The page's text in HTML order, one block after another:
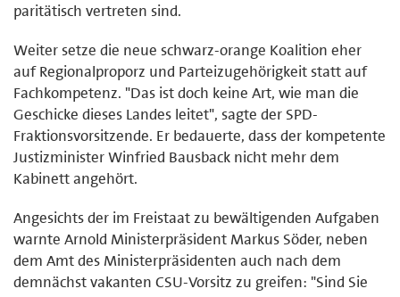
paritätisch vertreten sind.
Weiter setze die neue schwarz-orange Koalition eher
auf Regionalproporz und Parteizugehörigkeit statt auf
Fachkompetenz. "Das ist doch keine Art, wie man die
Geschicke dieses Landes leitet", sagte der SPD-
Fraktionsvorsitzende. Er bedauerte, dass der kompetente
Justizminister Winfried Bausback nicht mehr dem
Kabinett angehört.
Angesichts der im Freistaat zu bewältigenden Aufgaben
warnte Arnold Ministerpräsident Markus Söder, neben
dem Amt des Ministerpräsidenten auch nach dem
demnächst vakanten CSU-Vorsitz zu greifen: "Sind Sie